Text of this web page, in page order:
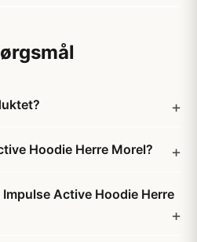
Hoodie Herre Morel?
Active Hoodie Herre